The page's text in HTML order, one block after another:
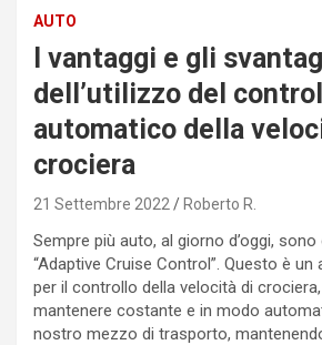
AUTO
I vantaggi e gli
dell’utilizzo del
automatico della
crociera
21 Settembre 2022 Roberto R.
Sempre più auto, al giorno d’oggi,
“Adaptive Cruise Control”. Questo è
per il controllo della velocità di
mantenere costante e in modo
nostro mezzo di trasporto,